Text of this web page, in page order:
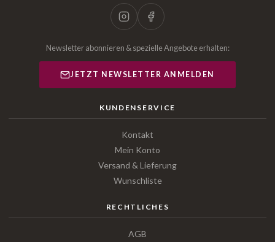
Newsletter abonnieren & spezielle Angebote erhalten:
JETZT NEWSLETTER ANMELDEN
KUNDENSERVICE
Kontakt
Mein Konto
Versand & Lieferung
Wunschliste
RECHTLICHES
AGB